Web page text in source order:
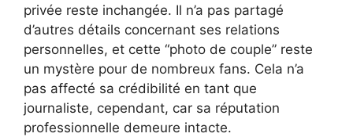
privée reste inchangée. Il n’a pas partagé
d’autres détails concernant ses relations
personnelles, et cette “photo de couple” reste
un mystère pour de nombreux fans. Cela n’a
pas affecté sa crédibilité en tant que
journaliste, cependant, car sa réputation
professionnelle demeure intacte.